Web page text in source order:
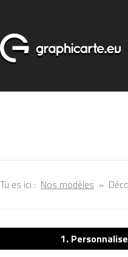
Tu es ici : Nos modèles »
1.